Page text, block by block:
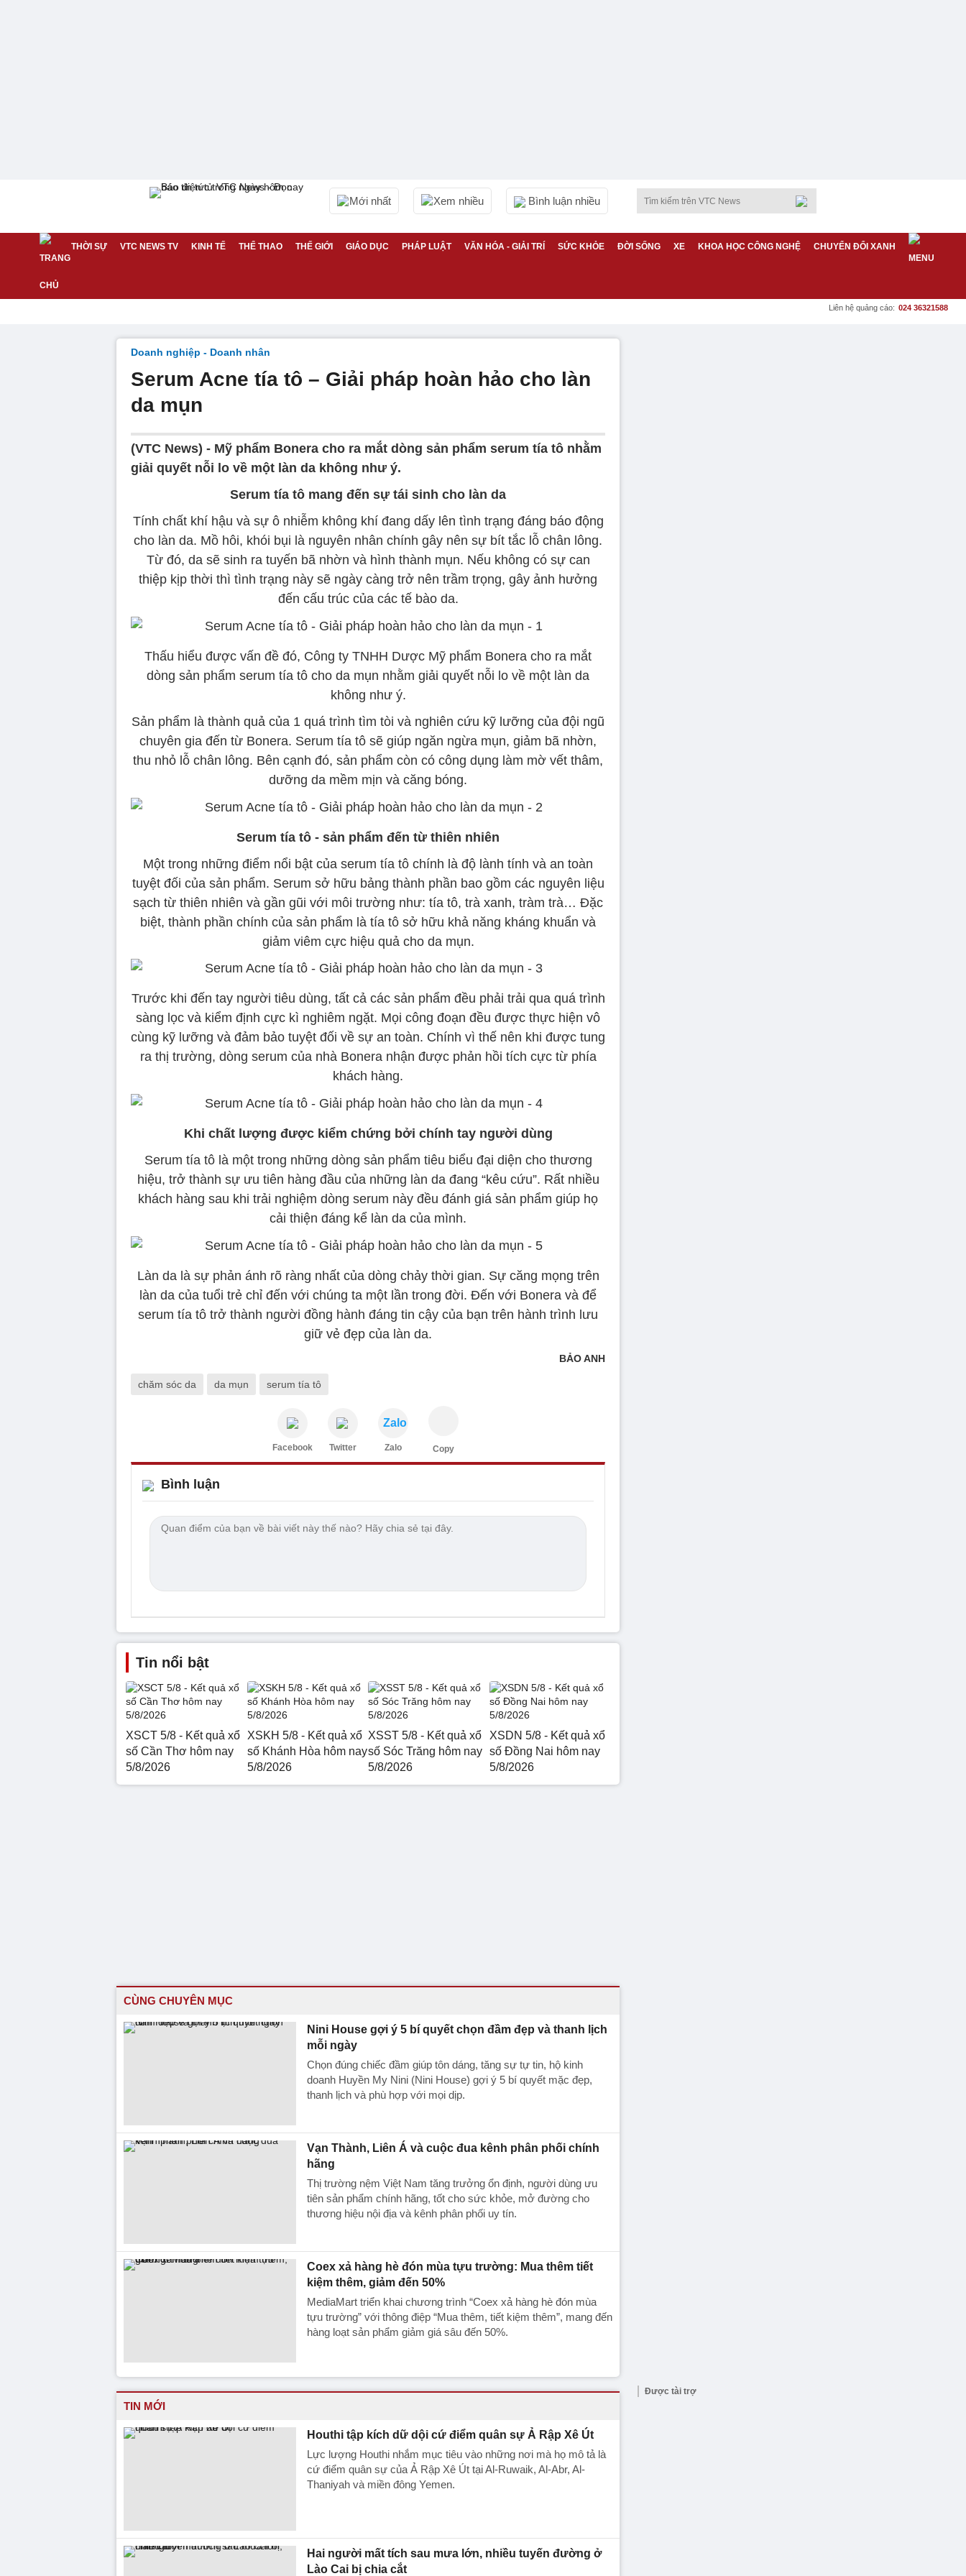
Mới nhất Xem nhiều Bình luận nhiều
THỜI SỰ VTC NEWS TV KINH TẾ THỂ THAO THẾ GIỚI GIÁO DỤC PHÁP LUẬT VĂN HÓA - GIẢI TRÍ SỨC KHỎE ĐỜI SỐNG XE KHOA HỌC CÔNG NGHỆ CHUYỂN ĐỔI XANH
Liên hệ quảng cáo: 024 36321588
Doanh nghiệp - Doanh nhân
Serum Acne tía tô – Giải pháp hoàn hảo cho làn
da mụn
(VTC News) - Mỹ phẩm Bonera cho ra mắt dòng sản phẩm serum tía tô nhằm
giải quyết nỗi lo về một làn da không như ý.
Serum tía tô mang đến sự tái sinh cho làn da
Tính chất khí hậu và sự ô nhiễm không khí đang dấy lên tình trạng đáng báo động
cho làn da. Mồ hôi, khói bụi là nguyên nhân chính gây nên sự bít tắc lỗ chân lông.
Từ đó, da sẽ sinh ra tuyến bã nhờn và hình thành mụn. Nếu không có sự can
thiệp kịp thời thì tình trạng này sẽ ngày càng trở nên trầm trọng, gây ảnh hưởng
đến cấu trúc của các tế bào da.
Thấu hiểu được vấn đề đó, Công ty TNHH Dược Mỹ phẩm Bonera cho ra mắt
dòng sản phẩm serum tía tô cho da mụn nhằm giải quyết nỗi lo về một làn da
không như ý.
Sản phẩm là thành quả của 1 quá trình tìm tòi và nghiên cứu kỹ lưỡng của đội ngũ
chuyên gia đến từ Bonera. Serum tía tô sẽ giúp ngăn ngừa mụn, giảm bã nhờn,
thu nhỏ lỗ chân lông. Bên cạnh đó, sản phẩm còn có công dụng làm mờ vết thâm,
dưỡng da mềm mịn và căng bóng.
Serum tía tô - sản phẩm đến từ thiên nhiên
Một trong những điểm nổi bật của serum tía tô chính là độ lành tính và an toàn
tuyệt đối của sản phẩm. Serum sở hữu bảng thành phần bao gồm các nguyên liệu
sạch từ thiên nhiên và gần gũi với môi trường như: tía tô, trà xanh, tràm trà… Đặc
biệt, thành phần chính của sản phẩm là tía tô sở hữu khả năng kháng khuẩn và
giảm viêm cực hiệu quả cho da mụn.
Trước khi đến tay người tiêu dùng, tất cả các sản phẩm đều phải trải qua quá trình
sàng lọc và kiểm định cực kì nghiêm ngặt. Mọi công đoạn đều được thực hiện vô
cùng kỹ lưỡng và đảm bảo tuyệt đối về sự an toàn. Chính vì thế nên khi được tung
ra thị trường, dòng serum của nhà Bonera nhận được phản hồi tích cực từ phía
khách hàng.
Khi chất lượng được kiểm chứng bởi chính tay người dùng
Serum tía tô là một trong những dòng sản phẩm tiêu biểu đại diện cho thương
hiệu, trở thành sự ưu tiên hàng đầu của những làn da đang “kêu cứu”. Rất nhiều
khách hàng sau khi trải nghiệm dòng serum này đều đánh giá sản phẩm giúp họ
cải thiện đáng kể làn da của mình.
Làn da là sự phản ánh rõ ràng nhất của dòng chảy thời gian. Sự căng mọng trên
làn da của tuổi trẻ chỉ đến với chúng ta một lần trong đời. Đến với Bonera và để
serum tía tô trở thành người đồng hành đáng tin cậy của bạn trên hành trình lưu
giữ vẻ đẹp của làn da.
BẢO ANH
chăm sóc da da mụn serum tía tô
Facebook Twitter
Zalo
Zalo Copy
Bình luận
Tin nổi bật
XSCT 5/8 - Kết quả xổ
số Cần Thơ hôm nay
5/8/2026
XSKH 5/8 - Kết quả xổ
số Khánh Hòa hôm nay
5/8/2026
XSST 5/8 - Kết quả xổ
số Sóc Trăng hôm nay
5/8/2026
XSDN 5/8 - Kết quả xổ
số Đồng Nai hôm nay
5/8/2026
CÙNG CHUYÊN MỤC
Nini House gợi ý 5 bí quyết chọn đầm đẹp và thanh lịch
mỗi ngày
Chọn đúng chiếc đầm giúp tôn dáng, tăng sự tự tin, hộ kinh
doanh Huyền My Nini (Nini House) gợi ý 5 bí quyết mặc đẹp,
thanh lịch và phù hợp với mọi dịp.
Vạn Thành, Liên Á và cuộc đua kênh phân phối chính
hãng
Thị trường nệm Việt Nam tăng trưởng ổn định, người dùng ưu
tiên sản phẩm chính hãng, tốt cho sức khỏe, mở đường cho
thương hiệu nội địa và kênh phân phối uy tín.
Coex xả hàng hè đón mùa tựu trường: Mua thêm tiết
kiệm thêm, giảm đến 50%
MediaMart triển khai chương trình “Coex xả hàng hè đón mùa
tựu trường” với thông điệp “Mua thêm, tiết kiệm thêm”, mang đến
hàng loạt sản phẩm giảm giá sâu đến 50%.
TIN MỚI
Houthi tập kích dữ dội cứ điểm quân sự Ả Rập Xê Út
Lực lượng Houthi nhắm mục tiêu vào những nơi mà họ mô tả là
cứ điểm quân sự của Ả Rập Xê Út tại Al-Ruwaik, Al-Abr, Al-
Thaniyah và miền đông Yemen.
Hai người mất tích sau mưa lớn, nhiều tuyến đường ở
Lào Cai bị chia cắt
Được tài trợ